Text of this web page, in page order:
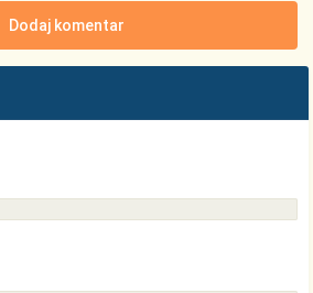
Dodaj komentar